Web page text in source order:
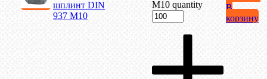
шплинт DIN
937 М10
М10 quantity
В
корзину